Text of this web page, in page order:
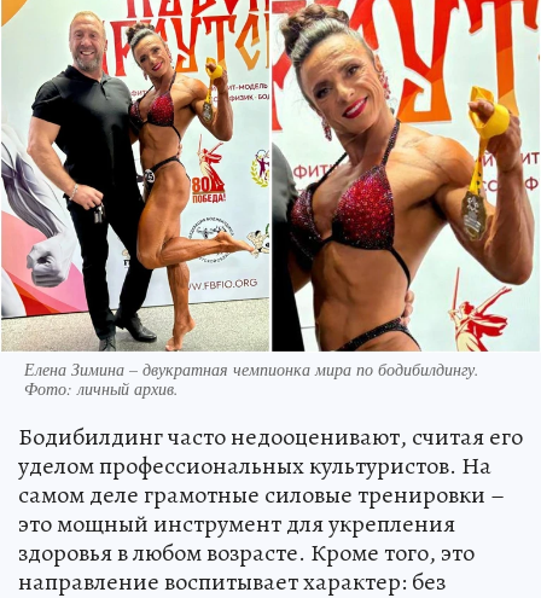
Елена Зимина – двукратная чемпионка мира по бодибилдингу.
Фото: личный архив.
Бодибилдинг часто недооценивают, считая его
уделом профессиональных культуристов. На
самом деле грамотные силовые тренировки –
это мощный инструмент для укрепления
здоровья в любом возрасте. Кроме того, это
направление воспитывает характер: без